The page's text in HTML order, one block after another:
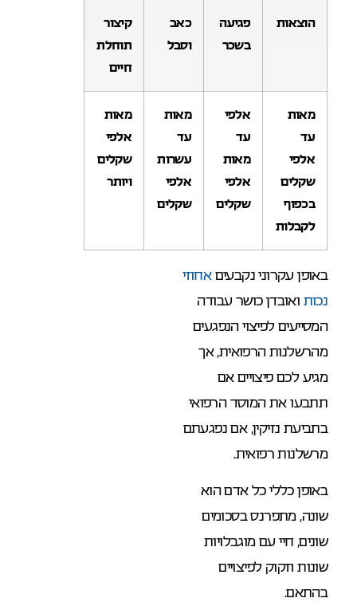
הוצאות
פגיעה
בשכר
כאב
וסבל
קיצור
תוחלת
חיים
מאות
עד
אלפי
שקלים
בכפוף
לקבלות
אלפי
עד
מאות
אלפי
שקלים
מאות
עד
עשרות
אלפי
שקלים
מאות
אלפי
שקלים
ויותר
באופן עקרוני נקבעיםאחוזי
נכות ואובדן כושר עבודה
המסייעים לפיצוי הנפגעים
מהרשלנות הרפואית, אך
מגיע לכם פיצויים אם
תתבעו את המוסד הרפואי
בתביעת נזיקין, אם נפגעתם
מרשלנות רפואית.
באופן כללי כל אדם הוא
שונה, מתפרנס בסכומים
שונים, חיי עם מוגבלויות
שונות וזקוק לפיצויים
בהתאם.